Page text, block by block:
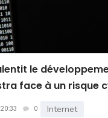
le
face à un risque
0 Internet